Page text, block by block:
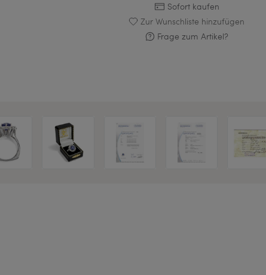
Sofort kaufen
Zur Wunschliste hinzufügen
Frage zum Artikel?